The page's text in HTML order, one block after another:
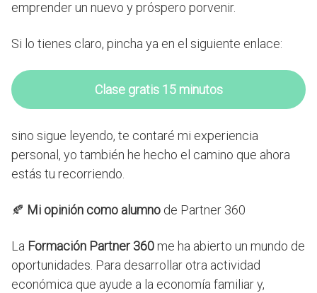
emprender un nuevo y próspero porvenir.
Si lo tienes claro, pincha ya en el siguiente enlace:
Clase gratis 15 minutos
sino sigue leyendo, te contaré mi experiencia
personal, yo también he hecho el camino que ahora
estás tu recorriendo.
🍂 Mi opinión como alumno de Partner 360
La Formación Partner 360me ha abierto un mundo de
oportunidades. Para desarrollar otra actividad
económica que ayude a la economía familiar y,